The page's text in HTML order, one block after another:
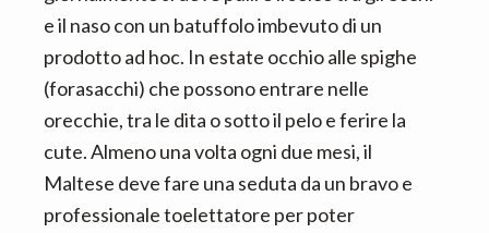
e il naso con un batuffolo imbevuto di un
prodotto ad hoc. In estate occhio alle spighe
(forasacchi) che possono entrare nelle
orecchie, tra le dita o sotto il pelo e ferire la
cute. Almeno una volta ogni due mesi, il
Maltese deve fare una seduta da un bravo e
professionale toelettatore per poter